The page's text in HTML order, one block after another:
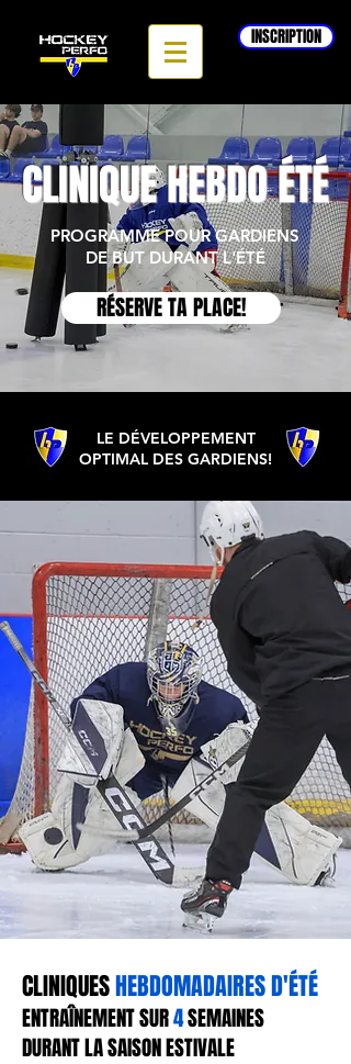
INSCRIPTION
CLINIQUE HEBDO ÉTÉ
PROGRAMME POUR GARDIENS
DE BUT DURANT L'ÉTÉ
RÉSERVE TA PLACE!
LE DÉVELOPPEMENT
OPTIMAL DES GARDIENS!
CLINIQUESHEBDOMADAIRES D'ÉTÉ
ENTRAÎNEMENT SUR4SEMAINES
DURANT LA SAISON ESTIVALE